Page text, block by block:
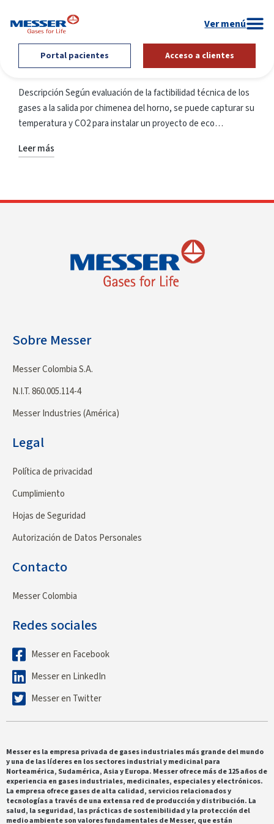
Portal pacientes Acceso a clientes
Descripción Según evaluación de la factibilidad técnica de los
gases a la salida por chimenea del horno, se puede capturar su
temperatura y CO2 para instalar un proyecto de eco…
Leer más
Sobre Messer
Messer Colombia S.A.
N.I.T. 860.005.114-4
Messer Industries (América)
Legal
Política de privacidad
Cumplimiento
Hojas de Seguridad
Autorización de Datos Personales
Contacto
Messer Colombia
Redes sociales
Messer en Facebook
Messer en LinkedIn
Messer en Twitter
Messer es la empresa privada de gases industriales más grande del mundo
y una de las líderes en los sectores industrial y medicinal para
Norteamérica, Sudamérica, Asia y Europa. Messer ofrece más de 125 años de
experiencia en gases industriales, medicinales, especiales y electrónicos.
La empresa ofrece gases de alta calidad, servicios relacionados y
tecnologías a través de una extensa red de producción y distribución. La
salud, la seguridad, las prácticas de sostenibilidad y la protección del
medio ambiente son valores fundamentales de Messer, que están